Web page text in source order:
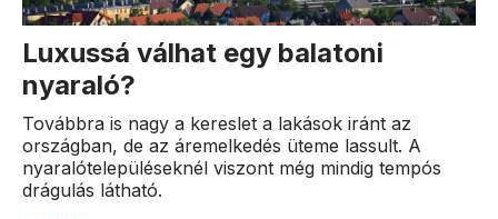
Luxussá válhat egy balatoni
nyaraló?
Továbbra is nagy a kereslet a lakások iránt az
országban, de az áremelkedés üteme lassult. A
nyaralótelepüléseknél viszont még mindig tempós
drágulás látható.